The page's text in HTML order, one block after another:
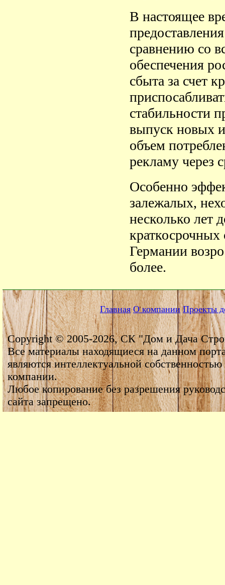
В настоящее
сравнению со
обеспечения
сбыта за счет
стабильности
выпуск новых
объем
рекламу через
Особенно
залежалых,
несколько лет
Германии
более.
Главная О компании Проекты
Copyright © 2005-2026, СК "Дом и Дача
Все материалы находящиеся на данном
являются интеллектуальной собственностью
компании.
Любое копирование без разрешения
сайта запрещено.